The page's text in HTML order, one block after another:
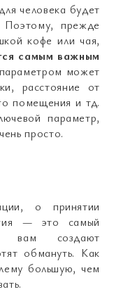
человека будет
Поэтому, прежде
кофе или чая,
самым важным
может
расстояние от
помещения и тд.
параметр,
просто.
о принятии
— это самый
вам создают
обмануть. Как
большую, чем